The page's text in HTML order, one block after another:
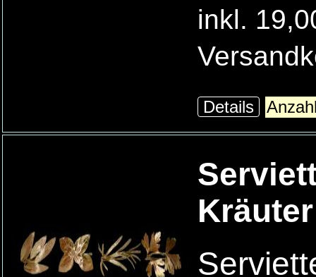
inkl.
Details